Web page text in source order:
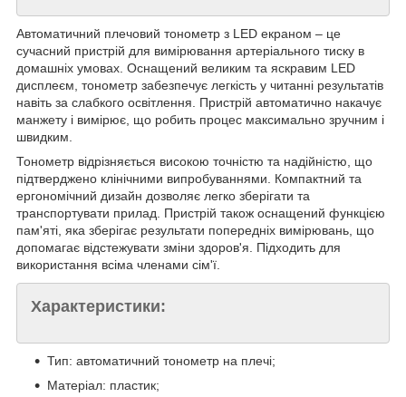
Автоматичний плечовий тонометр з LED екраном – це
сучасний пристрій для вимірювання артеріального тиску в
домашніх умовах. Оснащений великим та яскравим LED
дисплеєм, тонометр забезпечує легкість у читанні результатів
навіть за слабкого освітлення. Пристрій автоматично накачує
манжету і вимірює, що робить процес максимально зручним і
швидким.
Тонометр відрізняється високою точністю та надійністю, що
підтверджено клінічними випробуваннями. Компактний та
ергономічний дизайн дозволяє легко зберігати та
транспортувати прилад. Пристрій також оснащений функцією
пам'яті, яка зберігає результати попередніх вимірювань, що
допомагає відстежувати зміни здоров'я. Підходить для
використання всіма членами сім'ї.
Характеристики:
Тип: автоматичний тонометр на плечі;
Матеріал: пластик;